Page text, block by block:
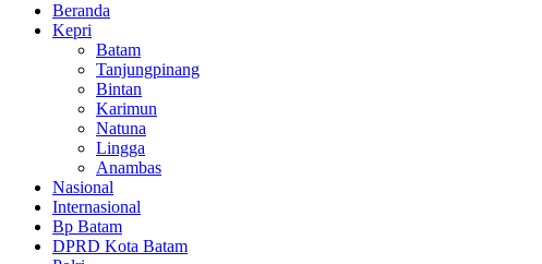
Beranda
Kepri
Batam
Tanjungpinang
Bintan
Karimun
Natuna
Lingga
Anambas
Nasional
Internasional
Bp Batam
DPRD Kota Batam